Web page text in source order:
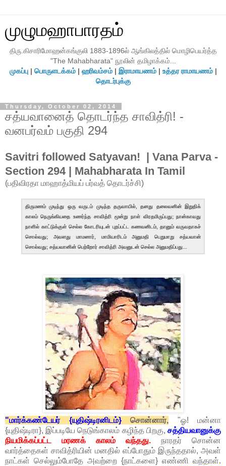
முழுமஹாபாரதம்
திரு.கிசாரிமோஹன்கங்குலி 1883-1896ல் ஆங்கிலத்தில் மொழிபெயர்த்த
"The Mahabharata" நூலின் தமிழாக்கம்...
முகப்பு| பொருளடக்கம்| ஹரிவம்சம்| இராமாயணம்| உத்தர ராமாயணம்|
தொடர்புக்கு
Thursday, October 02, 2014
சத்யவானைத் தொடர்ந்த சாவித்ரி! -
வனபர்வம் பகுதி 294
Savitri followed Satyavan! | Vana Parva -
Section 294 | Mahabharata In Tamil
(பதிவிரதா மாஹாத்மியப் பர்வத் தொடர்ச்சி)
திருமணம் முடிந்து ஒரு வருடம் முடிந்த தருவாயில், தனது தலைவனின் இறுதிக்
காலம் நெருங்கியதை உணர்ந்த சாவித்ரி மூன்று நாள் விரதமிருப்பது; நான்காவது
நாளில் காட்டுக்குள் செல்ல கோடரியுடன் புறப்பட்ட கணவனிடம், தானும் வருவதாகச்
சொல்வது; அவளது மாமனார், மாமியாரிடம் அனுமதி பெறுமாறு சத்யவான்
சொல்வது; சத்யவானின் பெற்றோர் சாவித்ரி அவனுடன் செல்ல அனுமதிப்பது...
"மார்க்கண்டேயர் {யுதிஷ்டிரனிடம்}சொன்னார், "ஓ! மன்னா
{யுதிஷ்டிரா}, இப்படியே நெடுங்காலம் கழிந்த பிறகு, சத்தியவானுக்கு
நியமிக்கப்பட்ட மரணக் காலம் வந்தது. நாரதர் சொன்ன
வார்த்தைகள் சாவித்ரியின் மனதில் எப்போதும் இருந்ததால், அவள்
நாட்கள் செல்லும்போதே அவற்றை {நாட்களை} எண்ணி வந்தாள்.